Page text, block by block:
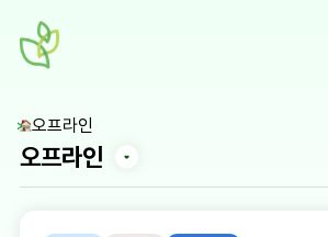
오프라인
오프라인